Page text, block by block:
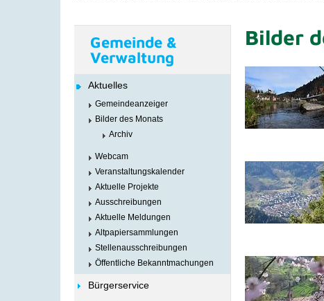
Gemeinde &
Verwaltung
Aktuelles
Gemeindeanzeiger
Bilder des Monats
Archiv
Webcam
Veranstaltungskalender
Aktuelle Projekte
Ausschreibungen
Aktuelle Meldungen
Altpapiersammlungen
Stellenausschreibungen
Öffentliche Bekanntmachungen
Bürgerservice
Bilder